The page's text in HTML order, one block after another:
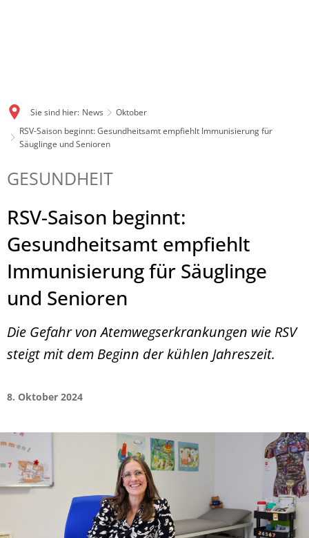
Sie sind hier: News
Oktober
RSV-Saison beginnt: Gesundheitsamt empfiehlt Immunisierung für
Säuglinge und Senioren
GESUNDHEIT
RSV-Saison beginnt:
Gesundheitsamt empfiehlt
Immunisierung für Säuglinge
und Senioren
Die Gefahr von Atemwegserkrankungen wie RSV
steigt mit dem Beginn der kühlen Jahreszeit.
8. Oktober 2024